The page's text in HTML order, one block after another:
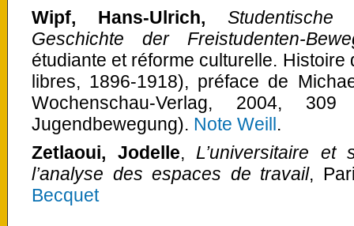
Wipf, Hans-Ulrich,
Geschichte der Freistudenten-
étudiante et réforme culturelle.
libres, 1896-1918), préface de
Wochenschau-Verlag, 2004,
Jugendbewegung). Note Weill.
Zetlaoui, Jodelle, L’universitaire et
l’analyse des espaces de travail,
Becquet